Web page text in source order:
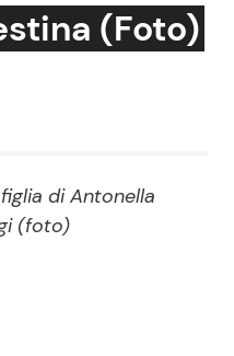
Coppie VIP
Reality e Talent
(Foto)
di Antonella
(foto)